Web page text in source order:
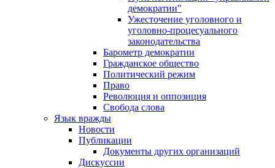
демократии"
Ужесточение уголовного и
уголовно-процесуального
законодательства
Барометр демократии
Гражданское общество
Политический режим
Право
Революция и оппозиция
Свобода слова
Язык вражды
Новости
Публикации
Документы других организаций
Дискуссии